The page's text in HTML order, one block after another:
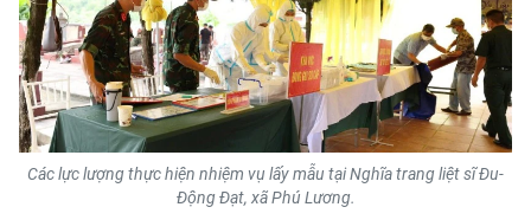
Các lực lượng thực hiện nhiệm vụ lấy mẫu tại Nghĩa trang liệt sĩ Đu-
Động Đạt, xã Phú Lương.